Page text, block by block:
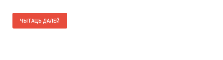
ЧЫТАЦЬ ДАЛЕЙ